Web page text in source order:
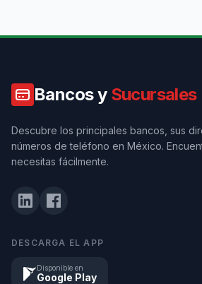
Bancos y Sucursales
Descubre los principales bancos, sus
números de teléfono en México.
necesitas fácilmente.
DESCARGA EL APP
Disponible en
Google Play